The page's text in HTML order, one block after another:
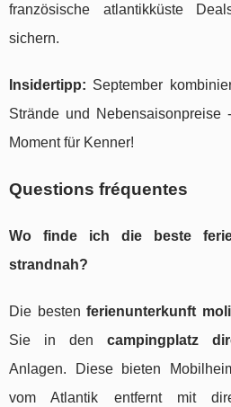
französische atlantikküste
sichern.
Insidertipp: September
Strände und Nebensaisonpreise
Moment für Kenner!
Questions fréquentes
Wo finde ich die beste
strandnah?
Die bestenferienunterkunft
Sie in dencampingplatz
Anlagen. Diese bieten
vom Atlantik entfernt mit